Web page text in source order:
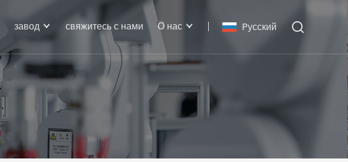
Pусский
завод свяжитесь с нами О нас